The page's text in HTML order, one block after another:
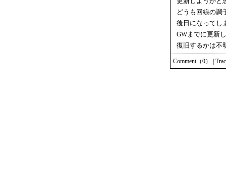
どうも回線の調
後日になってし
GWまでに更新
復旧するかは不
Comment（0）